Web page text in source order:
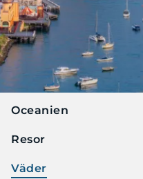
Oceanien
Resor
Väder